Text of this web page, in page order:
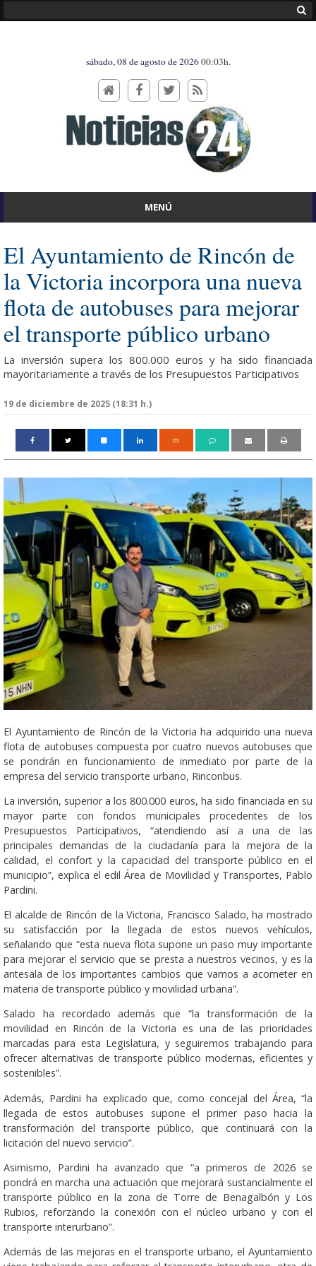
sábado, 08 de agosto de 202600:03h.
MENÚ
El Ayuntamiento de Rincón de
la Victoria incorpora una nueva
flota de autobuses para mejorar
el transporte público urbano
La inversión supera los 800.000 euros y ha sido financiada
mayoritariamente a través de los Presupuestos Participativos
19 de diciembre de 2025 (18:31 h.)
m
El Ayuntamiento de Rincón de la Victoria ha adquirido una nueva
flota de autobuses compuesta por cuatro nuevos autobuses que
se pondrán en funcionamiento de inmediato por parte de la
empresa del servicio transporte urbano, Rinconbus.
La inversión, superior a los 800.000 euros, ha sido financiada en su
mayor parte con fondos municipales procedentes de los
Presupuestos Participativos, “atendiendo así a una de las
principales demandas de la ciudadanía para la mejora de la
calidad, el confort y la capacidad del transporte público en el
municipio”, explica el edil Área de Movilidad y Transportes, Pablo
Pardini.
El alcalde de Rincón de la Victoria, Francisco Salado, ha mostrado
su satisfacción por la llegada de estos nuevos vehículos,
señalando que “esta nueva flota supone un paso muy importante
para mejorar el servicio que se presta a nuestros vecinos, y es la
antesala de los importantes cambios que vamos a acometer en
materia de transporte público y movilidad urbana”.
Salado ha recordado además que “la transformación de la
movilidad en Rincón de la Victoria es una de las prioridades
marcadas para esta Legislatura, y seguiremos trabajando para
ofrecer alternativas de transporte público modernas, eficientes y
sostenibles”.
Además, Pardini ha explicado que, como concejal del Área, “la
llegada de estos autobuses supone el primer paso hacia la
transformación del transporte público, que continuará con la
licitación del nuevo servicio”.
Asimismo, Pardini ha avanzado que “a primeros de 2026 se
pondrá en marcha una actuación que mejorará sustancialmente el
transporte público en la zona de Torre de Benagalbón y Los
Rubios, reforzando la conexión con el núcleo urbano y con el
transporte interurbano”.
Además de las mejoras en el transporte urbano, el Ayuntamiento